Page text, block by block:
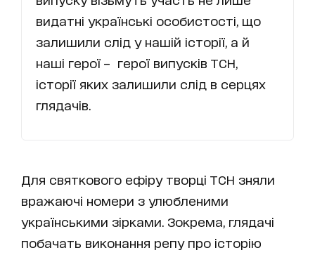
видатні українські особистості, що
залишили слід у нашій історії, а й
наші герої – герої випусків ТСН,
історії яких залишили слід в серцях
глядачів.
Для святкового ефіру творці ТСН зняли
вражаючі номери з улюбленими
українськими зірками. Зокрема, глядачі
побачать виконання репу про історію